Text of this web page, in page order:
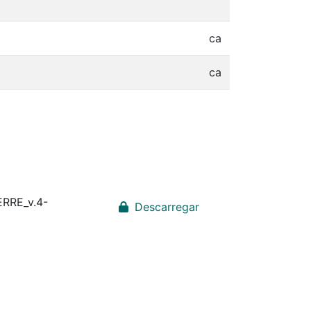
ca
ca
Descarregar